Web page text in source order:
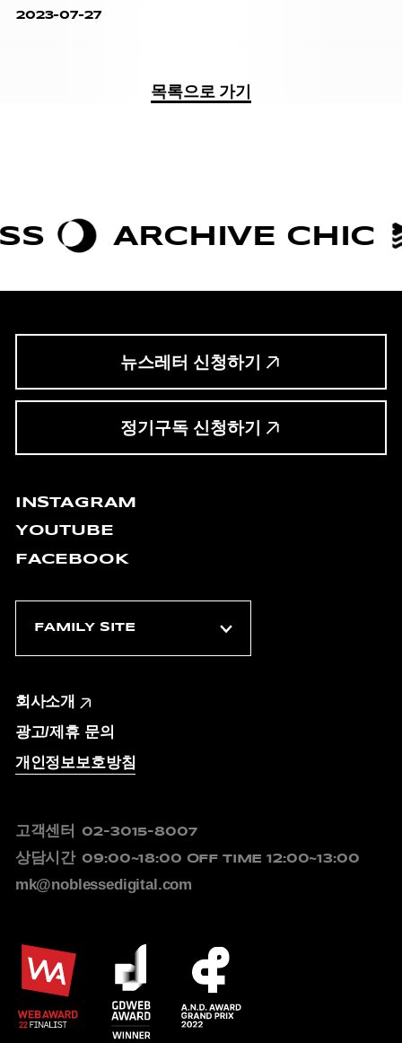
아름다움을 십분 경험할 수 있다.
2023-07-27
목록으로 가기
CHIC
뉴스레터 신청하기
정기구독 신청하기
INSTAGRAM
YOUTUBE
FACEBOOK
회사소개
광고/제휴 문의
개인정보보호방침
고객센터 02-3015-8007
상담시간 09:00~18:00 OFF TIME 12:00~13:00
mk@noblessedigital.com